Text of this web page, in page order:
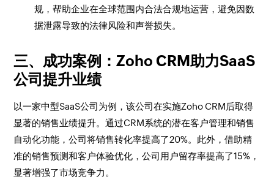
规，帮助企业在全球范围内合法合规地运营，避免因数
据泄露导致的法律风险和声誉损失。
三、成功案例：Zoho CRM助力SaaS
公司提升业绩
以一家中型SaaS公司为例，该公司在实施Zoho CRM后取得
显著的销售业绩提升。通过CRM系统的潜在客户管理和销售
自动化功能，公司将销售转化率提高了20%。此外，借助精
准的销售预测和客户体验优化，公司用户留存率提高了15%，
显著增强了市场竞争力。